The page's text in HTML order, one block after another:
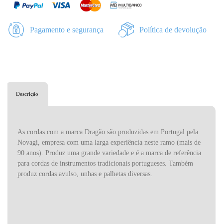
Pagamento e segurança Política de devolução
Descrição
As cordas com a marca Dragão são produzidas em Portugal pela
Novagi, empresa com uma larga experiência neste ramo (mais de
90 anos). Produz uma grande variedade e é a marca de referência
para cordas de instrumentos tradicionais portugueses. Também
produz cordas avulso, unhas e palhetas diversas.